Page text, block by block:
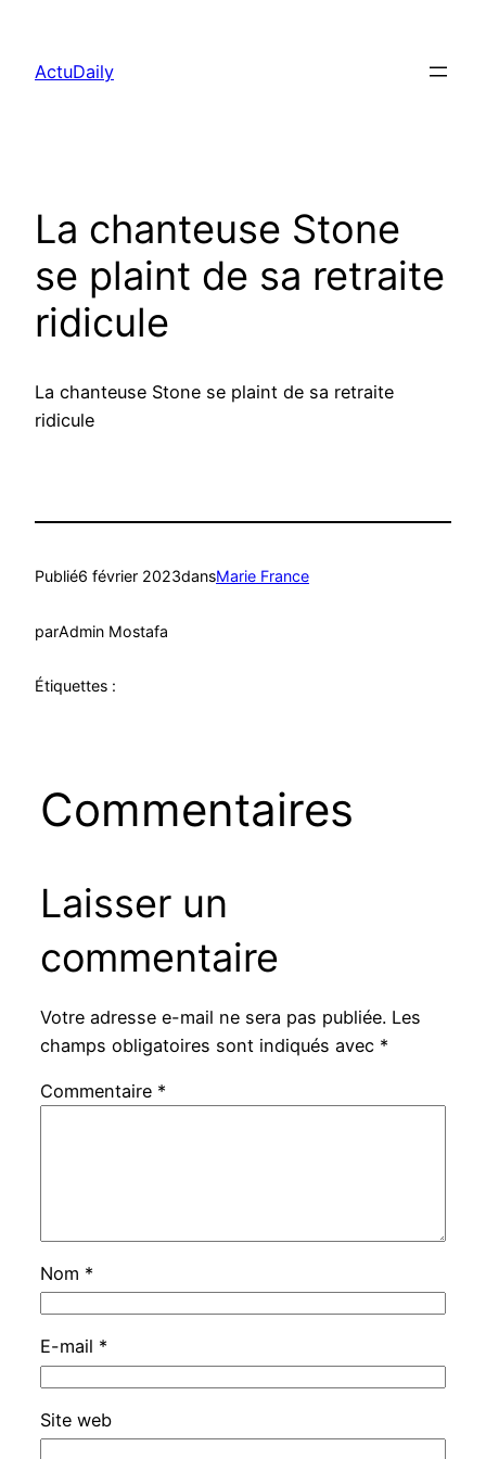
contenu
ActuDaily
La chanteuse Stone
se plaint de sa retraite
ridicule
La chanteuse Stone se plaint de sa retraite
ridicule
Publié6 février 2023dansMarie France
parAdmin Mostafa
Étiquettes :
Commentaires
Laisser un
commentaire
Votre adresse e-mail ne sera pas publiée. Les
champs obligatoires sont indiqués avec *
Commentaire *
Nom *
E-mail *
Site web